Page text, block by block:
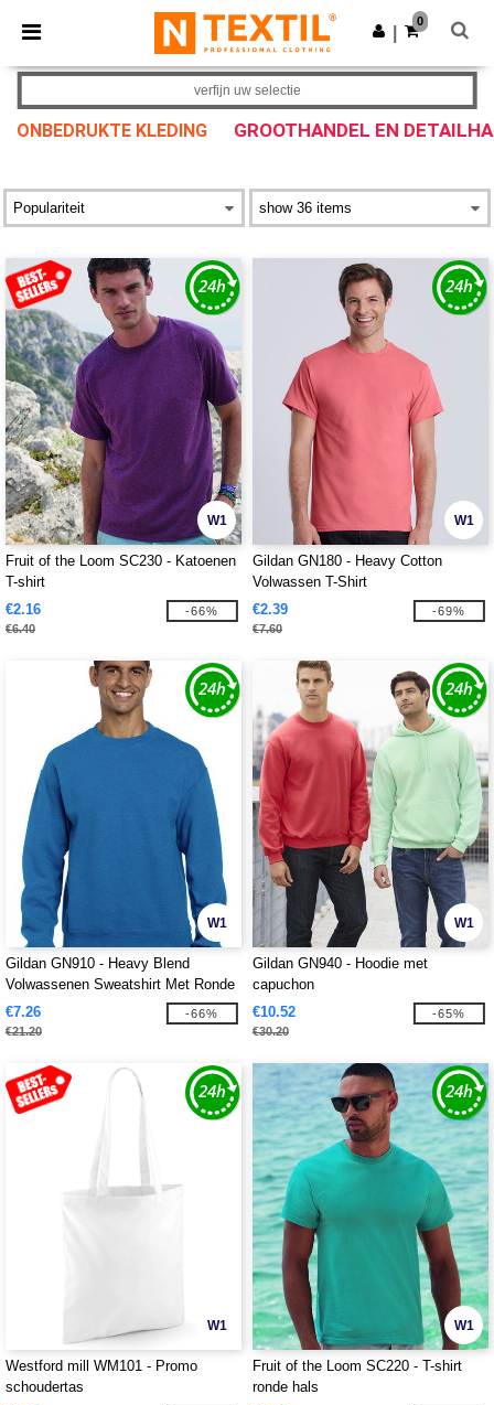
× Ntextil-app
Betere prijzen in de app!
Download app
0
ONBEDRUKTE KLEDING GROOTHANDEL EN
verfijn uw selectie
W1
Fruit of the Loom SC230 - Katoenen
T-shirt
€2.16
€6.40
-66%
W1
Gildan GN180 - Heavy Cotton
Volwassen T-Shirt
€2.39
€7.60
-69%
W1
Gildan GN910 - Heavy Blend
Volwassenen Sweatshirt Met Ronde
Hals
€7.26
€21.20
-66%
W1
Gildan GN940 - Hoodie met
capuchon
€10.52
€30.20
-65%
W1
Westford mill WM101 - Promo
schoudertas
W1
Fruit of the Loom SC220 - T-shirt
ronde hals